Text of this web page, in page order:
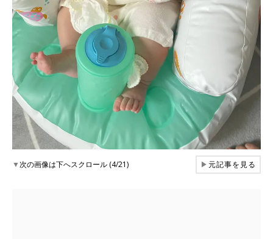
▼次の画像は下へスクロール (4/21) ▶元記事を見る